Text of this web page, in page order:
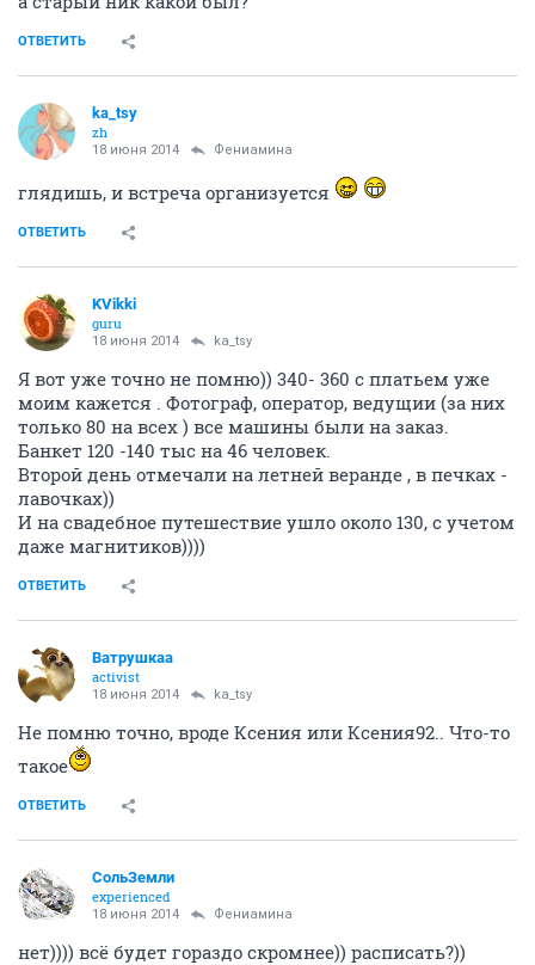
ОТВЕТИТЬ
ka_tsy
zh
18 июня 2014 Фениамина
глядишь, и встреча организуется
ОТВЕТИТЬ
KVikki
guru
18 июня 2014 ka_tsy
Я вот уже точно не помню)) 340- 360 с платьем уже
моим кажется . Фотограф, оператор, ведущии (за них
только 80 на всех ) все машины были на заказ.
Банкет 120 -140 тыс на 46 человек.
Второй день отмечали на летней веранде , в печках -
лавочках))
И на свадебное путешествие ушло около 130, с учетом
даже магнитиков))))
ОТВЕТИТЬ
Ватрушкаа
activist
18 июня 2014 ka_tsy
Не помню точно, вроде Ксения или Ксения92.. Что-то
такое
ОТВЕТИТЬ
СольЗемли
experienced
18 июня 2014 Фениамина
нет)))) всё будет гораздо скромнее)) расписать?))